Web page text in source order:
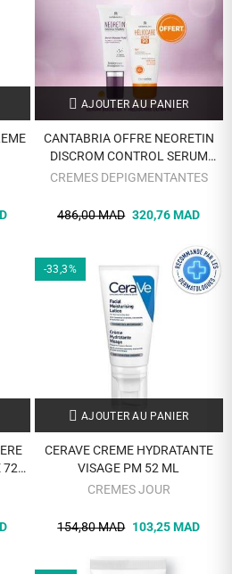
AJOUTER AU PANIER
CANTABRIA OFFRE NEORETIN
DISCROM CONTROL SERUM
BOOSTER FLUID 30 ML +
90 GEL SPF 50 50 ML OFFERT
CREMES DEPIGMENTANTES
486,00 MAD 320,76 MAD
72H
-33,3%
AJOUTER AU PANIER
CERAVE CREME HYDRATANTE
VISAGE PM 52 ML
CREMES JOUR
154,80 MAD 103,25 MAD